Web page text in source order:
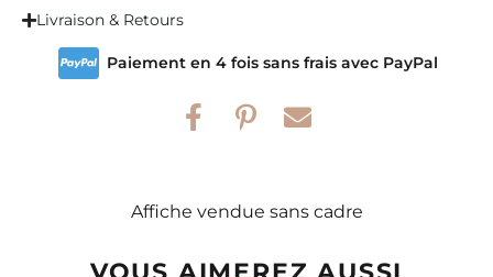
Livraison & Retours
Paiement en 4 fois sans frais avec PayPal
Affiche vendue sans cadre